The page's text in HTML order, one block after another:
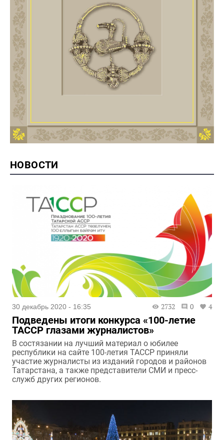
НОВОСТИ
30 декабрь 2020 - 16:35 2732 0 4
Подведены итоги конкурса «100-летие
ТАССР глазами журналистов»
В состязании на лучший материал о юбилее
республики на сайте 100-летия ТАССР приняли
участие журналисты из изданий городов и районов
Татарстана, а также представители СМИ и пресс-
служб других регионов.